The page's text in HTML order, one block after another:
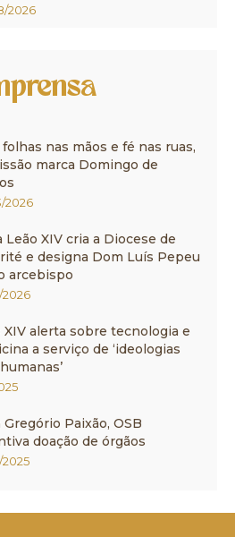
2026
folhas nas mãos e fé nas ruas,
marca Domingo de
2026
Leão XIV cria a Diocese de
e designa Dom Luís Pepeu
arcebispo
2026
XIV alerta sobre tecnologia e
a serviço de ‘ideologias
Gregório Paixão, OSB
doação de órgãos
2025